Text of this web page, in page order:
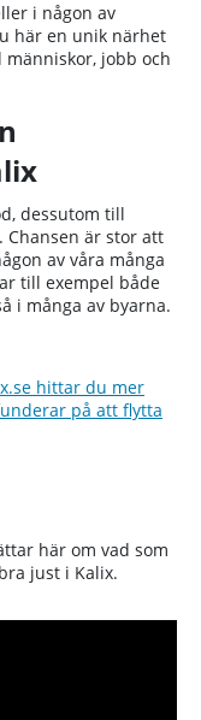
i någon av
här en unik närhet
jobb och
dessutom till
är stor att
av våra många
till exempel både
i många av byarna.
hittar du mer
på att flytta
här om vad som
just i Kalix.